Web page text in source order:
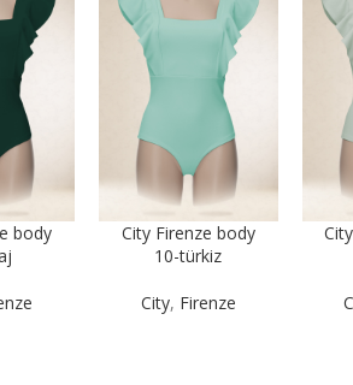
body
City Firenze body
10-türkiz
City, Firenze